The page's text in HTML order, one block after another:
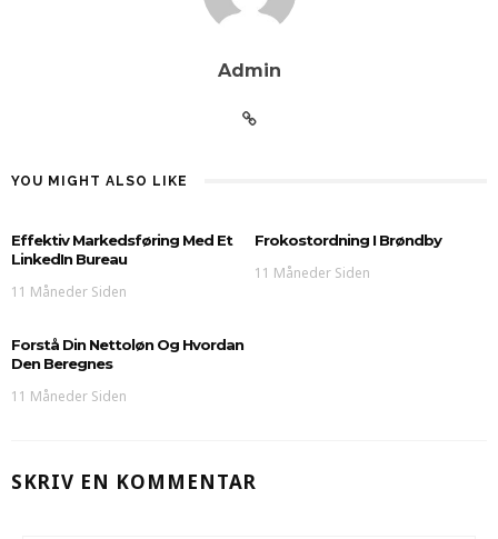
Admin
YOU MIGHT ALSO LIKE
Effektiv Markedsføring Med Et
LinkedIn Bureau
11 Måneder Siden
Frokostordning I Brøndby
11 Måneder Siden
Forstå Din Nettoløn Og Hvordan
Den Beregnes
11 Måneder Siden
SKRIV EN KOMMENTAR